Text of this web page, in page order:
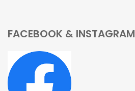
FACEBOOK & INSTAGRAM